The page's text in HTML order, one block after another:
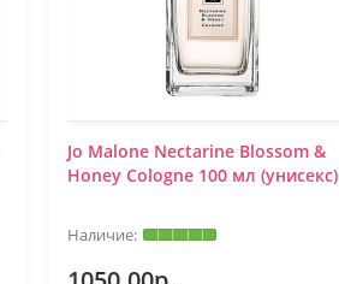
Jo Malone Nectarine Blossom &
Honey Cologne 100 мл (унисекс)